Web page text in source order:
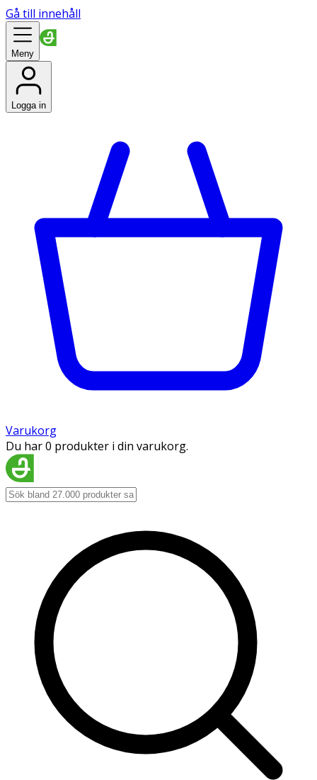
Gå till innehåll
Meny
Logga in
Varukorg
Du har 0 produkter i din varukorg.